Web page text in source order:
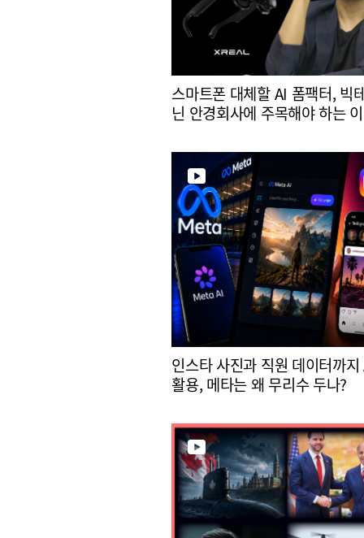
스마트폰 대체할 AI 폼팩터, 빅
닌 안경회사에 주목해야 하는
인스타 사진과 직원 데이터까
활용, 메타는 왜 무리수 두나?